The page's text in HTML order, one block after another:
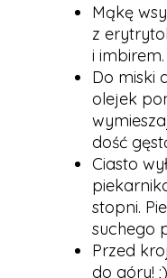
Mąkę
z
i imbirem.
Do miski
olejek
dość
Ciasto
stopni.
suchego
Przed
do góry! ;)